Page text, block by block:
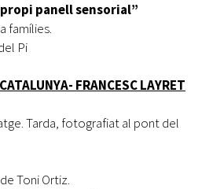
panell sensorial”
famílies.
Pi
FRANCESC LAYRET
Tarda, fotografiat al pont del
Toni Ortiz.